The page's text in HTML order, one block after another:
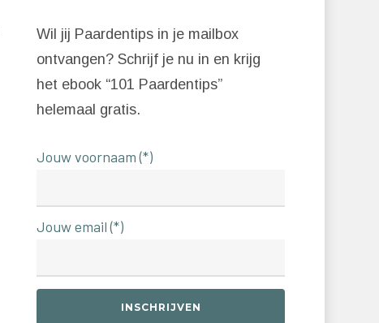
Wil jij Paardentips in je mailbox
ontvangen? Schrijf je nu in en krijg
het ebook “101 Paardentips”
helemaal gratis.
Jouw voornaam (*)
Jouw email (*)
INSCHRIJVEN